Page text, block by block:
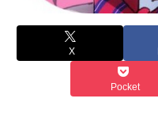
X
Pocket